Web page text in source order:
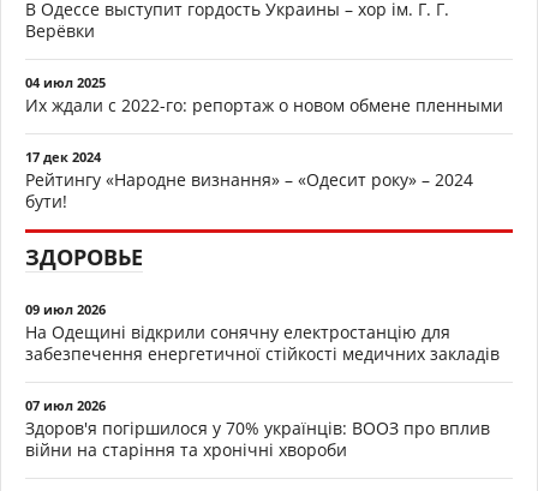
В Одессе выступит гордость Украины – хор ім. Г. Г.
Верёвки
04 июл 2025
Их ждали с 2022-го: репортаж о новом обмене пленными
17 дек 2024
Рейтингу «Народне визнання» – «Одесит року» – 2024
бути!
ЗДОРОВЬЕ
09 июл 2026
На Одещині відкрили сонячну електростанцію для
забезпечення енергетичної стійкості медичних закладів
07 июл 2026
Здоров'я погіршилося у 70% українців: ВООЗ про вплив
війни на старіння та хронічні хвороби